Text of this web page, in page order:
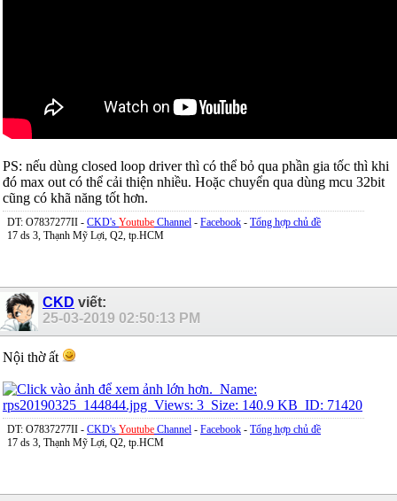
PS: nếu dùng closed loop driver thì có thể bỏ qua phần gia tốc thì khi
đó max out có thể cải thiện nhiều. Hoặc chuyển qua dùng mcu 32bit
cũng có khã năng tốt hơn.
DT: O7837277II - CKD's Youtube Channel - Facebook - Tổng hợp chủ đề
17 ds 3, Thạnh Mỹ Lợi, Q2, tp.HCM
CKD viết:
25-03-2019 02:50:13 PM
Nội thờ ất
DT: O7837277II - CKD's Youtube Channel - Facebook - Tổng hợp chủ đề
17 ds 3, Thạnh Mỹ Lợi, Q2, tp.HCM